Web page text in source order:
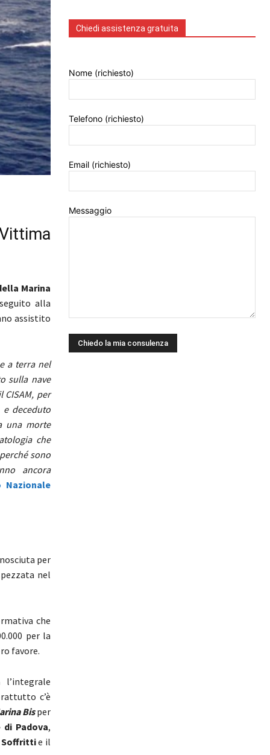
Marina
alla
assistito
a terra nel
sulla nave
per
deceduto
una morte
che
sono
ancora
Nazionale
per
nel
che
per la
favore.
c’è
Bis per
di Padova,
Soffrittie il
Chiedi assistenza gratuita
Nome (richiesto)
Telefono (richiesto)
Email (richiesto)
Messaggio